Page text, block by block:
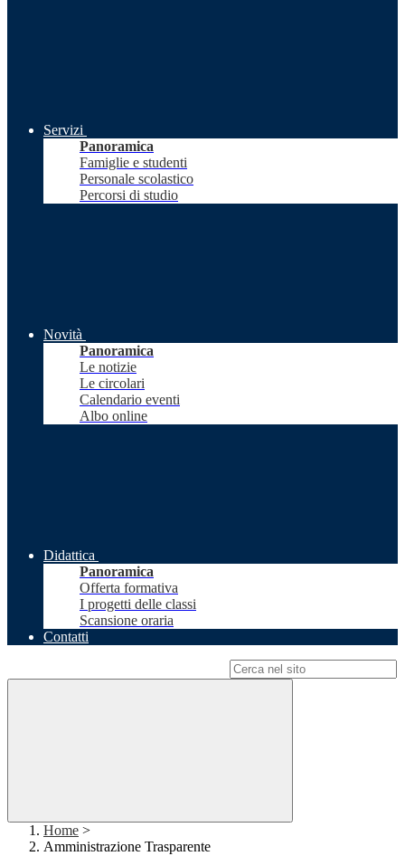
Servizi
Panoramica
Famiglie e studenti
Personale scolastico
Percorsi di studio
Novità
Panoramica
Le notizie
Le circolari
Calendario eventi
Albo online
Didattica
Panoramica
Offerta formativa
I progetti delle classi
Scansione oraria
Contatti
Home >
Amministrazione Trasparente